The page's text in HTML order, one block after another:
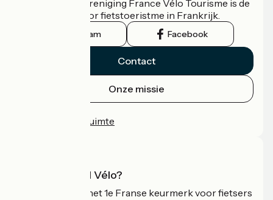
De nationale vereniging France Vélo Tourisme is de
officiële gids voor fietstoeristme in Frankrijk.
Instagram Facebook
Contact
Onze missie
Professionele ruimte
Wat is Accueil Vélo?
Accueil Vélo is het 1e Franse keurmerk voor fietsers